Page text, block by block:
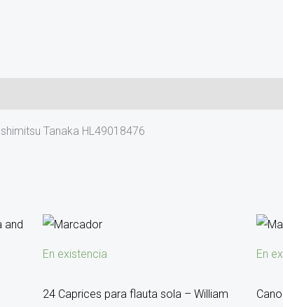
Tanaka HL49018476
En existencia
24 Caprices para flauta sola – William
En